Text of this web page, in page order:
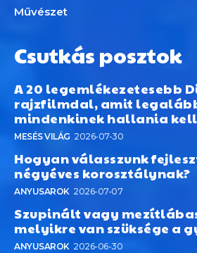
Művészet
Csutkás posztok
A 20 legemlékezetesebb
rajzfilmdal, amit
mindenkinek hallania kell
MESÉS VILÁG 2026-07-30
Hogyan válasszunk
négyéves korosztálynak?
ANYUSAROK 2026-07-07
Szupinált vagy
melyikre van szüksége a
ANYUSAROK 2026-06-30